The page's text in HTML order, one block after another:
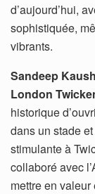
d’aujourd’hui,
sophistiquée,
vibrants.
Sandeep
London
historique
dans un stade
stimulante à
collaboré avec
mettre en